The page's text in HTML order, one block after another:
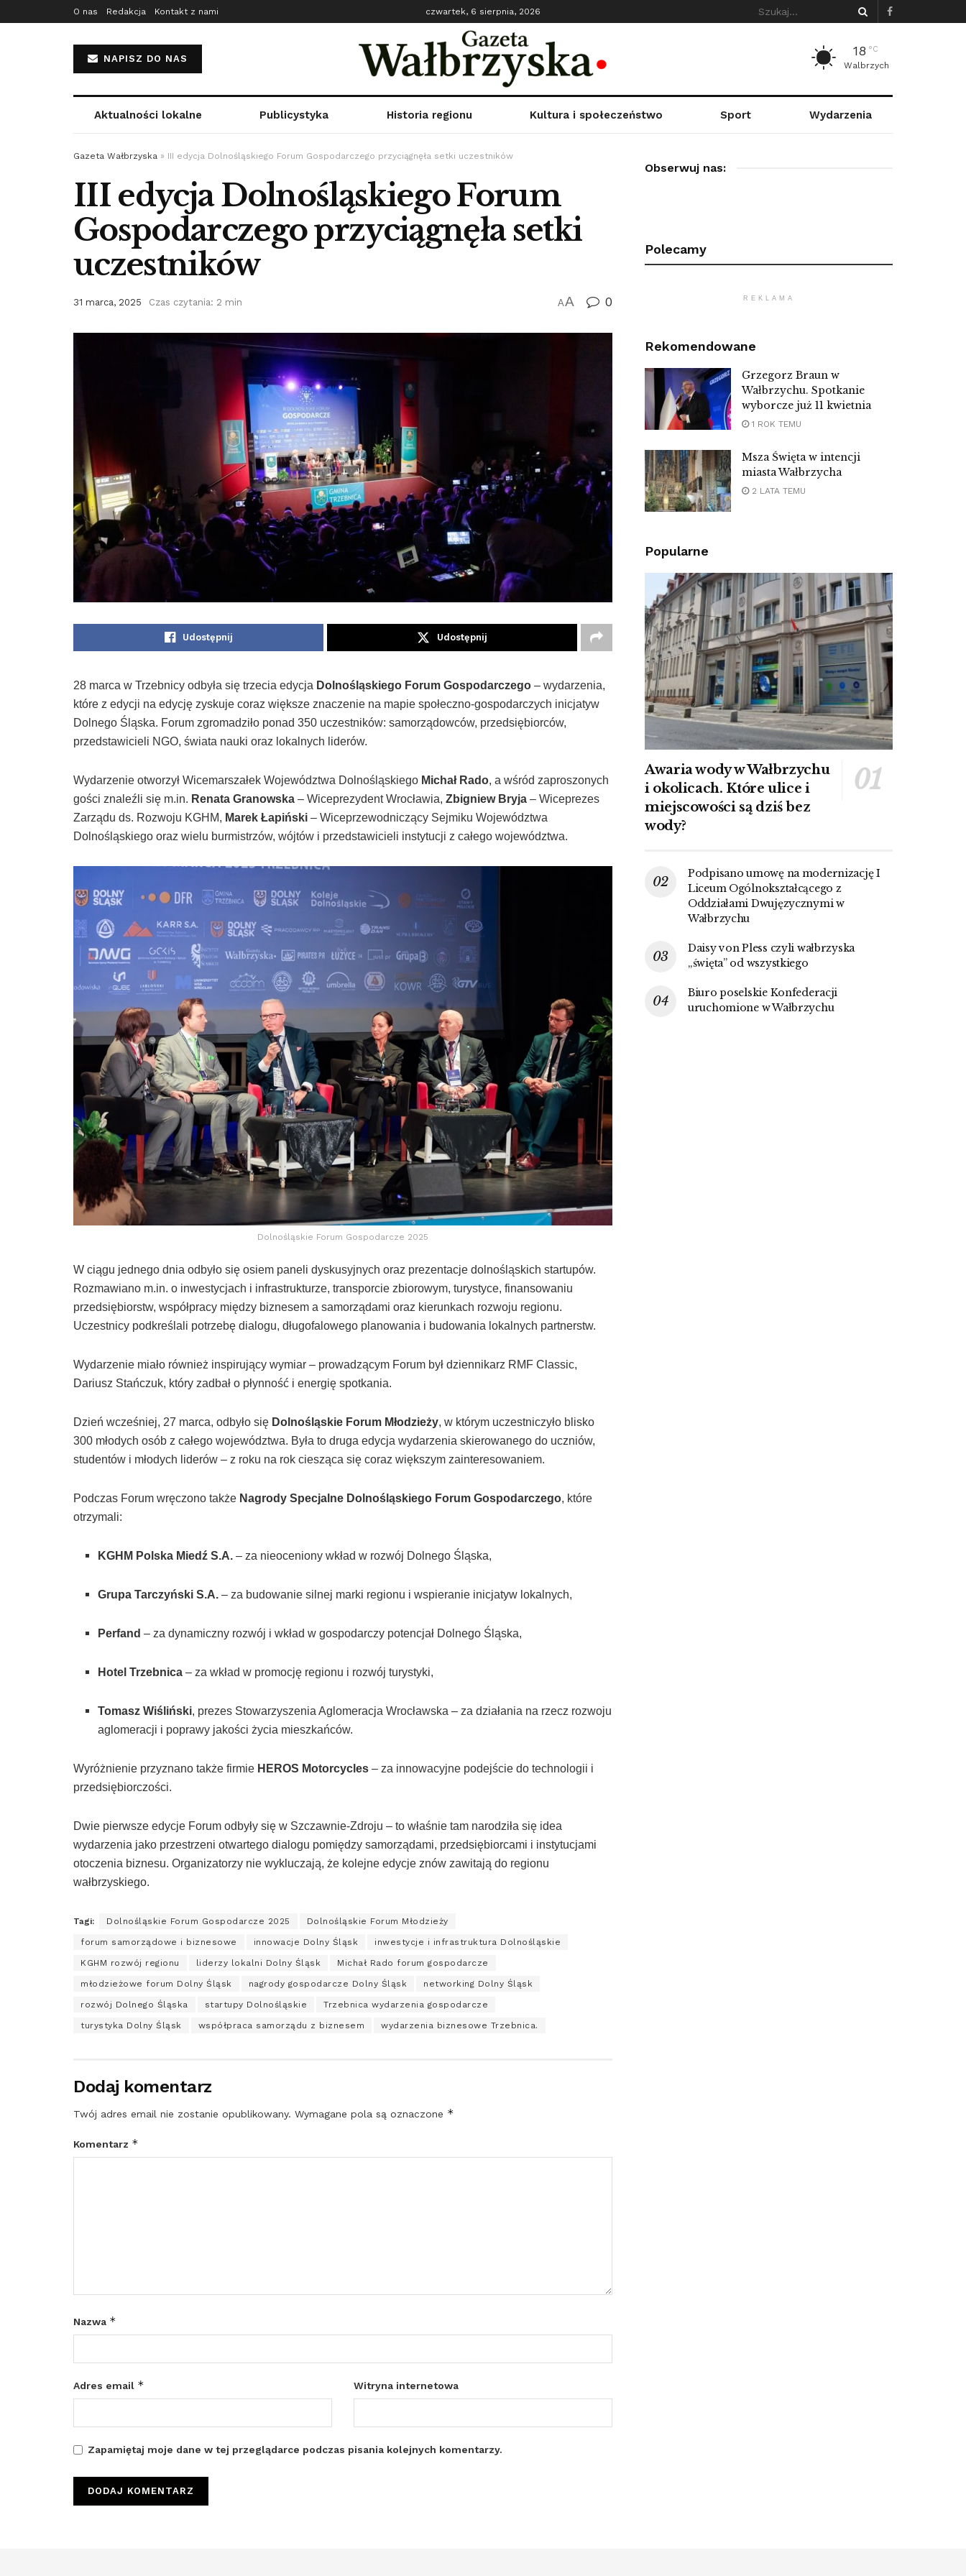
O nas Redakcja Kontakt z nami czwartek, 6 sierpnia, 2026
NAPISZ DO NAS
18 °C
Walbrzych
Aktualności lokalne Publicystyka Historia regionu Kultura i społeczeństwo Sport Wydarzenia
Gazeta Wałbrzyska » III edycja Dolnośląskiego Forum Gospodarczego przyciągnęła setki uczestników
III edycja Dolnośląskiego Forum
Gospodarczego przyciągnęła setki
uczestników
31 marca, 2025 Czas czytania: 2 min AA 0
Udostępnij Udostępnij
28 marca w Trzebnicy odbyła się trzecia edycja Dolnośląskiego Forum Gospodarczego – wydarzenia,
które z edycji na edycję zyskuje coraz większe znaczenie na mapie społeczno-gospodarczych inicjatyw
Dolnego Śląska. Forum zgromadziło ponad 350 uczestników: samorządowców, przedsiębiorców,
przedstawicieli NGO, świata nauki oraz lokalnych liderów.
Wydarzenie otworzył Wicemarszałek Województwa Dolnośląskiego Michał Rado, a wśród zaproszonych
gości znaleźli się m.in. Renata Granowska – Wiceprezydent Wrocławia, Zbigniew Bryja – Wiceprezes
Zarządu ds. Rozwoju KGHM, Marek Łapiński – Wiceprzewodniczący Sejmiku Województwa
Dolnośląskiego oraz wielu burmistrzów, wójtów i przedstawicieli instytucji z całego województwa.
Dolnośląskie Forum Gospodarcze 2025
W ciągu jednego dnia odbyło się osiem paneli dyskusyjnych oraz prezentacje dolnośląskich startupów.
Rozmawiano m.in. o inwestycjach i infrastrukturze, transporcie zbiorowym, turystyce, finansowaniu
przedsiębiorstw, współpracy między biznesem a samorządami oraz kierunkach rozwoju regionu.
Uczestnicy podkreślali potrzebę dialogu, długofalowego planowania i budowania lokalnych partnerstw.
Wydarzenie miało również inspirujący wymiar – prowadzącym Forum był dziennikarz RMF Classic,
Dariusz Stańczuk, który zadbał o płynność i energię spotkania.
Dzień wcześniej, 27 marca, odbyło się Dolnośląskie Forum Młodzieży, w którym uczestniczyło blisko
300 młodych osób z całego województwa. Była to druga edycja wydarzenia skierowanego do uczniów,
studentów i młodych liderów – z roku na rok ciesząca się coraz większym zainteresowaniem.
Podczas Forum wręczono także Nagrody Specjalne Dolnośląskiego Forum Gospodarczego, które
otrzymali:
KGHM Polska Miedź S.A. – za nieoceniony wkład w rozwój Dolnego Śląska,
Grupa Tarczyński S.A. – za budowanie silnej marki regionu i wspieranie inicjatyw lokalnych,
Perfand – za dynamiczny rozwój i wkład w gospodarczy potencjał Dolnego Śląska,
Hotel Trzebnica – za wkład w promocję regionu i rozwój turystyki,
Tomasz Wiśliński, prezes Stowarzyszenia Aglomeracja Wrocławska – za działania na rzecz rozwoju
aglomeracji i poprawy jakości życia mieszkańców.
Wyróżnienie przyznano także firmie HEROS Motorcycles – za innowacyjne podejście do technologii i
przedsiębiorczości.
Dwie pierwsze edycje Forum odbyły się w Szczawnie-Zdroju – to właśnie tam narodziła się idea
wydarzenia jako przestrzeni otwartego dialogu pomiędzy samorządami, przedsiębiorcami i instytucjami
otoczenia biznesu. Organizatorzy nie wykluczają, że kolejne edycje znów zawitają do regionu
wałbrzyskiego.
Tagi: Dolnośląskie Forum Gospodarcze 2025 Dolnośląskie Forum Młodzieży
forum samorządowe i biznesowe innowacje Dolny Śląsk inwestycje i infrastruktura Dolnośląskie
KGHM rozwój regionu liderzy lokalni Dolny Śląsk Michał Rado forum gospodarcze
młodzieżowe forum Dolny Śląsk nagrody gospodarcze Dolny Śląsk networking Dolny Śląsk
rozwój Dolnego Śląska startupy Dolnośląskie Trzebnica wydarzenia gospodarcze
turystyka Dolny Śląsk współpraca samorządu z biznesem wydarzenia biznesowe Trzebnica.
Dodaj komentarz
Twój adres email nie zostanie opublikowany. Wymagane pola są oznaczone *
Komentarz *
Nazwa *
Adres email * Witryna internetowa
Zapamiętaj moje dane w tej przeglądarce podczas pisania kolejnych komentarzy.
Obserwuj nas:
Polecamy
REKLAMA
Rekomendowane
Grzegorz Braun w
Wałbrzychu. Spotkanie
wyborcze już 11 kwietnia
1 ROK TEMU
Msza Święta w intencji
miasta Wałbrzycha
2 LATA TEMU
Popularne
Awaria wody w Wałbrzychu
i okolicach. Które ulice i
miejscowości są dziś bez
wody?
Podpisano umowę na modernizację I
Liceum Ogólnokształcącego z
Oddziałami Dwujęzycznymi w
Wałbrzychu
Daisy von Pless czyli wałbrzyska
„święta” od wszystkiego
Biuro poselskie Konfederacji
uruchomione w Wałbrzychu